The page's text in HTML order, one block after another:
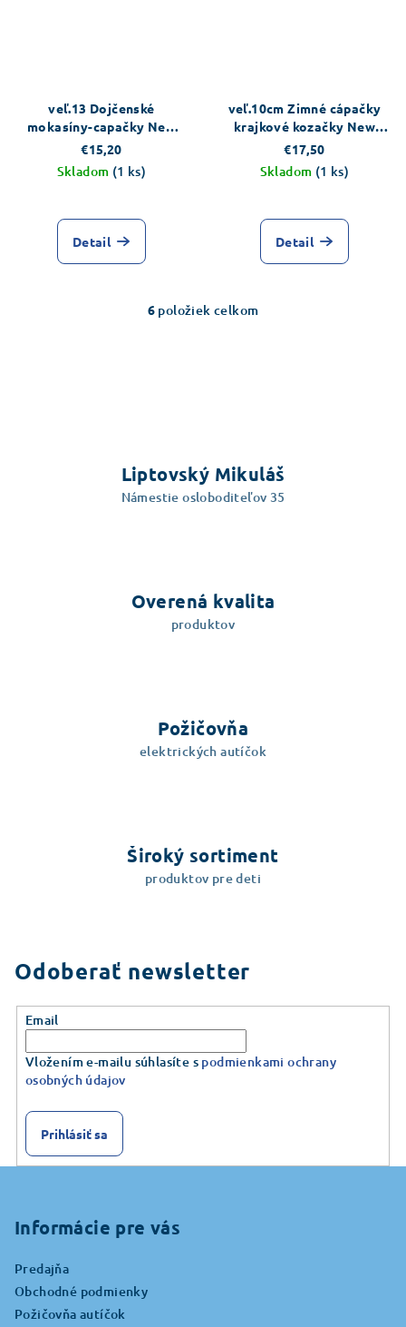
veľ.13 Dojčenské
mokasíny-capačky New
Baby tmavo modrá
€15,20
Skladom (1 ks)
Detail
veľ.10cm Zimné cápačky
krajkové kozačky New
Baby
€17,50
Skladom (1 ks)
Detail
O
i
e
p
y
v
ý
u
6 položiek celkom
Liptovský Mikuláš
Námestie osloboditeľov 35
Overená kvalita
produktov
Požičovňa
elektrických autíčok
Široký sortiment
produktov pre deti
Odoberať newsletter
Email
Vložením e-mailu súhlasíte s podmienkami ochrany
osobných údajov
Prihlásiť sa
Informácie pre vás
Predajňa
Obchodné podmienky
Požičovňa autíčok